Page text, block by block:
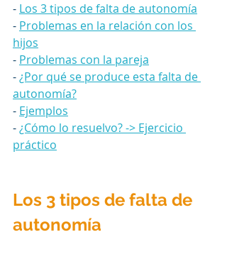
- Los 3 tipos de falta de autonomía
- Problemas en la relación con los
hijos
- Problemas con la pareja
- ¿Por qué se produce esta falta de
autonomía?
- Ejemplos
- ¿Cómo lo resuelvo? -> Ejercicio
práctico
Los 3 tipos de falta de
autonomía